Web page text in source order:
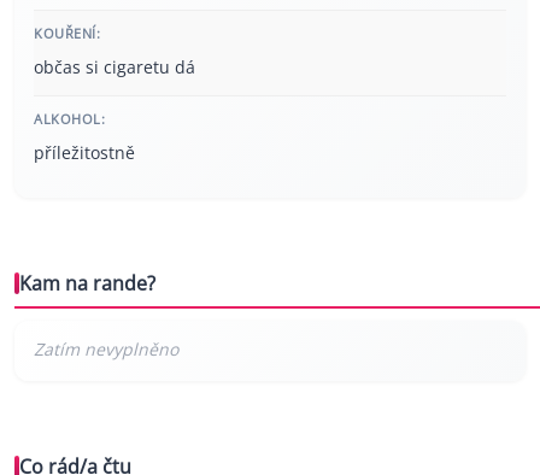
KOUŘENÍ:
občas si cigaretu dá
ALKOHOL:
příležitostně
Kam na rande?
Co rád/a čtu